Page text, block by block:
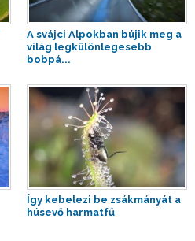
A svájci Alpokban bújik meg a
világ legkülönlegesebb
bobpá...
Így kebelezi be zsákmányát a
húsevő harmatfű